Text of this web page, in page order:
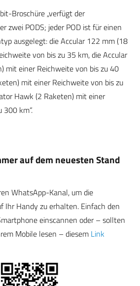
Broschüre „verfügt der
zwei PODS; jeder POD ist für einen
ausgelegt: die Accular 122 mm (18
von bis zu 35 km, die Accular
mit einer Reichweite von bis zu 40
mit einer Reichweite von bis zu
Hawk (2 Raketen) mit einer
300 km“.
auf dem neuesten Stand
WhatsApp-Kanal, um die
Ihr Handy zu erhalten. Einfach den
einscannen oder – sollten
Mobile lesen – diesem Link